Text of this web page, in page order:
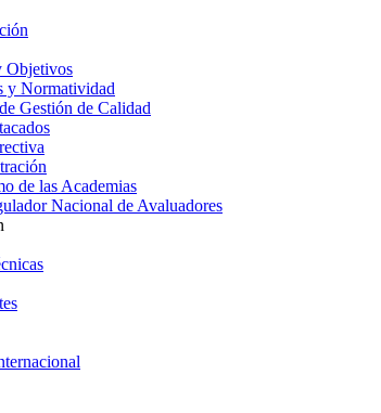
Objetivos
y Normatividad
Gestión de Calidad
de las Academias
Nacional de Avaluadores